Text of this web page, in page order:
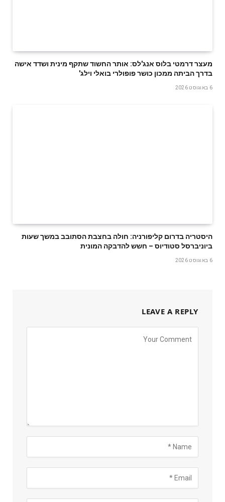
מעצר דרמטי בלוס אנג'לס: אותר החשוד שתקף מינית ושדד אישה
בדרך הביתה ממכון כושר פופולרי בואלי וילג'
6 באוגוסט 2026
היסטריה בדרום קליפורניה: חולה בחצבת הסתובב במשך שעות
ביוניברסל סטודיוס – חשש להדבקה המונית
6 באוגוסט 2026
LEAVE A REPLY